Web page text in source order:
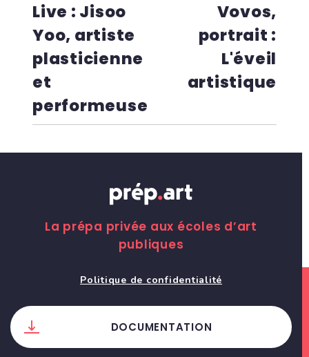
Live : Jisoo
Yoo, artiste
plasticienne
et
performeuse
Vovos,
portrait :
L'éveil
artistique
La prépa privée aux écoles d’art
publiques
Politique de confidentialité
DOCUMENTATION